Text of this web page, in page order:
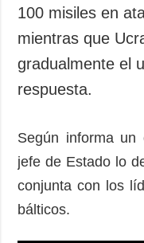
100 misiles en
mientras que
gradualmente el
respuesta.
Según informa un
jefe de Estado lo
conjunta con los
bálticos.